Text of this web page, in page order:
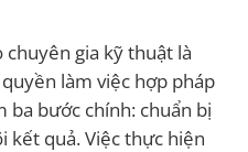
chuyên gia kỹ thuật là
làm việc hợp pháp
ba bước chính: chuẩn bị
kết quả. Việc thực hiện